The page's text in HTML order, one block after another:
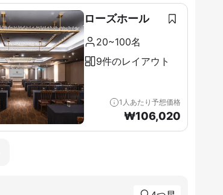
ローズホール
20~100名
9件のレイアウト
1人あたり予想価格
₩106,020